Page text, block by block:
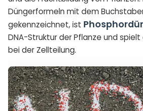
Düngerformeln mit dem
gekennzeichnet, ist
DNA-Struktur der Pflanze und spielt
bei der Zellteilung.